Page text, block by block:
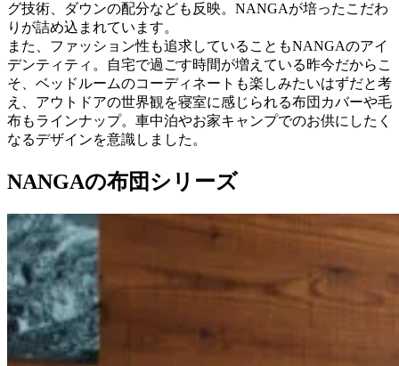
グ技術、ダウンの配分なども反映。NANGAが培ったこだわ
りが詰め込まれています。
また、ファッション性も追求していることもNANGAのアイ
デンティティ。自宅で過ごす時間が増えている昨今だからこ
そ、ベッドルームのコーディネートも楽しみたいはずだと考
え、アウトドアの世界観を寝室に感じられる布団カバーや毛
布もラインナップ。車中泊やお家キャンプでのお供にしたく
なるデザインを意識しました。
NANGAの布団シリーズ